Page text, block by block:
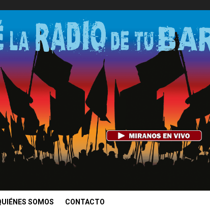
SOMOS CONTACTO